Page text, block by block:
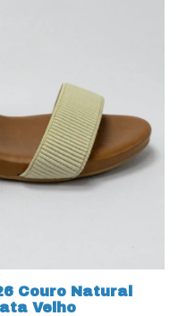
Couro Natural
Velho